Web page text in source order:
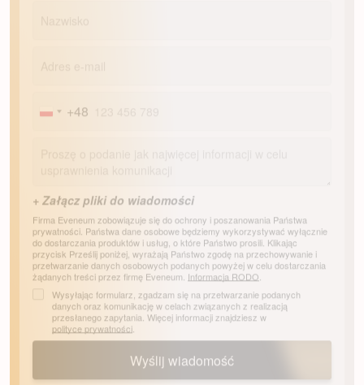
Poland
+48
Firma Eveneum zobowiązuje się do ochrony i poszanowania Państwa
prywatności. Państwa dane osobowe będziemy wykorzystywać wyłącznie
do dostarczania produktów i usług, o które Państwo prosili. Klikając
przycisk Prześlij poniżej, wyrażają Państwo zgodę na przechowywanie i
przetwarzanie danych osobowych podanych powyżej w celu dostarczania
żądanych treści przez firmę Eveneum. Informacja RODO.
Wysyłając formularz, zgadzam się na przetwarzanie podanych
danych oraz komunikację w celach związanych z realizacją
przesłanego zapytania. Więcej informacji znajdziesz w
polityce prywatności.
Wyślij wiadomość